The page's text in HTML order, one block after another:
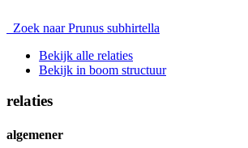
Zoek naar Prunus subhirtella
Bekijk alle relaties
Bekijk in boom structuur
relaties
algemener